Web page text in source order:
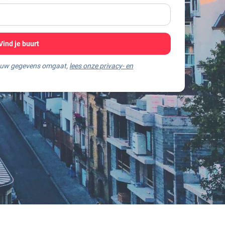
je buurt
gegevens omgaat, lees onze privacy- en